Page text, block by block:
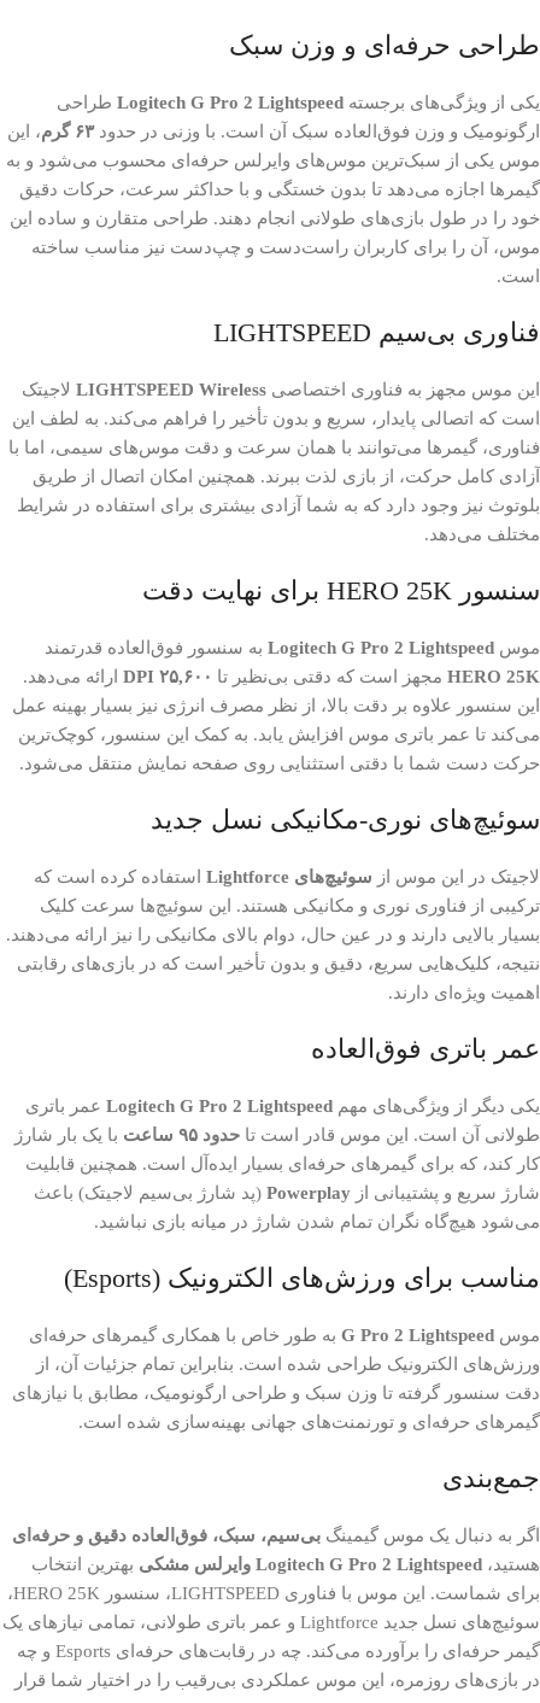
طراحی حرفه‌ای و وزن سبک
یکی از ویژگی‌های برجسته Logitech G Pro 2 Lightspeed طراحی
ارگونومیک و وزن فوق‌العاده سبک آن است. با وزنی در حدود۶۳ گرم
، این
موس یکی از سبک‌ترین موس‌های وایرلس حرفه‌ای محسوب می‌شود و به
گیمرها اجازه می‌دهد تا بدون خستگی و با حداکثر سرعت، حرکات دقیق
خود را در طول بازی‌های طولانی انجام دهند. طراحی متقارن و ساده این
موس، آن را برای کاربران راست‌دست و چپ‌دست نیز مناسب ساخته
است.
فناوری بی‌سیم LIGHTSPEED
این موس مجهز به فناوری اختصاصی LIGHTSPEED Wireless لاجیتک
است که اتصالی پایدار، سریع و بدون تأخیر را فراهم می‌کند. به لطف این
فناوری، گیمرها می‌توانند با همان سرعت و دقت موس‌های سیمی، اما با
آزادی کامل حرکت، از بازی لذت ببرند. همچنین امکان اتصال از طریق
بلوتوث نیز وجود دارد که به شما آزادی بیشتری برای استفاده در شرایط
مختلف می‌دهد.
سنسور HERO 25K برای نهایت دقت
موس Logitech G Pro 2 Lightspeed به سنسور فوق‌العاده قدرتمند
HERO 25K مجهز است که دقتی بی‌نظیر تا ۲۵,۶۰۰ DPI
ارائه می‌دهد.
این سنسور علاوه بر دقت بالا، از نظر مصرف انرژی نیز بسیار بهینه عمل
می‌کند تا عمر باتری موس افزایش یابد. به کمک این سنسور، کوچک‌ترین
حرکت دست شما با دقتی استثنایی روی صفحه نمایش منتقل می‌شود.
سوئیچ‌های نوری-مکانیکی نسل جدید
لاجیتک در این موس از سوئیچ‌های Lightforce
استفاده کرده است که
ترکیبی از فناوری نوری و مکانیکی هستند. این سوئیچ‌ها سرعت کلیک
بسیار بالایی دارند و در عین حال، دوام بالای مکانیکی را نیز ارائه می‌دهند.
نتیجه، کلیک‌هایی سریع، دقیق و بدون تأخیر است که در بازی‌های رقابتی
اهمیت ویژه‌ای دارند.
عمر باتری فوق‌العاده
یکی دیگر از ویژگی‌های مهم Logitech G Pro 2 Lightspeed عمر باتری
طولانی آن است. این موس قادر است تا حدود ۹۵ ساعت
با یک بار شارژ
کار کند، که برای گیمرهای حرفه‌ای بسیار ایده‌آل است. همچنین قابلیت
شارژ سریع و پشتیبانی از Powerplay (پد شارژ بی‌سیم لاجیتک) باعث
می‌شود هیچ‌گاه نگران تمام شدن شارژ در میانه بازی نباشید.
مناسب برای ورزش‌های الکترونیک (Esports)
موس G Pro 2 Lightspeed به طور خاص با همکاری گیمرهای حرفه‌ای
ورزش‌های الکترونیک طراحی شده است. بنابراین تمام جزئیات آن، از
دقت سنسور گرفته تا وزن سبک و طراحی ارگونومیک، مطابق با نیازهای
گیمرهای حرفه‌ای و تورنمنت‌های جهانی بهینه‌سازی شده است.
جمع‌بندی
اگر به دنبال یک موس گیمینگ بی‌سیم، سبک، فوق‌العاده دقیق و حرفه‌ای
هستید، Logitech G Pro 2 Lightspeed وایرلس مشکی
بهترین انتخاب
برای شماست. این موس با فناوری LIGHTSPEED، سنسور HERO 25K،
سوئیچ‌های نسل جدید Lightforce و عمر باتری طولانی، تمامی نیازهای یک
گیمر حرفه‌ای را برآورده می‌کند. چه در رقابت‌های حرفه‌ای Esports و چه
در بازی‌های روزمره، این موس عملکردی بی‌رقیب را در اختیار شما قرار